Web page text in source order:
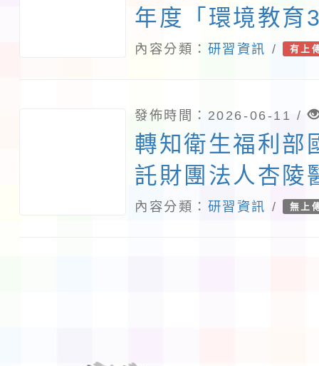
年度「環境教育
心課程研習班」
內容分類： 研習資訊 / 有上
發佈時間：2026-06-11 /
轉知衛生福利部
託財團法人杏陵
理「115年度青
內容分類： 研習資訊 / 無上